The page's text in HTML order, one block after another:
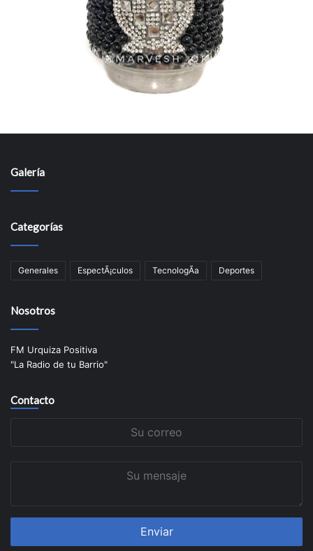
Galería
Categorías
Generales EspectÃ¡culos TecnologÃ­a Deportes
Nosotros
FM Urquiza Positiva
"La Radio de tu Barrio"
Contacto